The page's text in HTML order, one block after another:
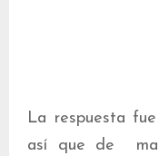
La respuesta
así que de